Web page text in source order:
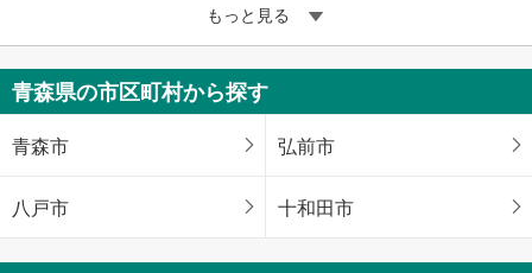
もっと見る
青森県の市区町村から探す
青森市 弘前市
八戸市 十和田市